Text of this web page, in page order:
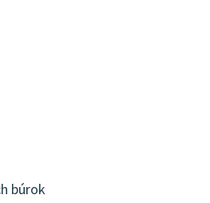
búrok